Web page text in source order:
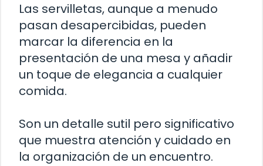
Las servilletas, aunque a menudo
pasan desapercibidas, pueden
marcar la diferencia en la
presentación de una mesa y añadir
un toque de elegancia a cualquier
comida.
Son un detalle sutil pero significativo
que muestra atención y cuidado en
la organización de un encuentro.